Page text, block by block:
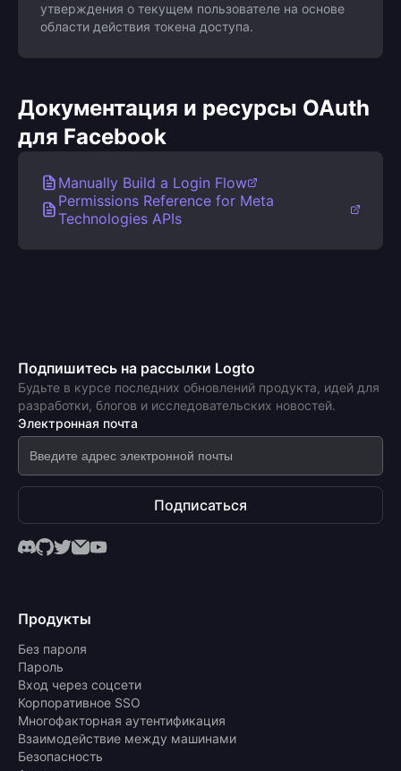
утверждения о текущем пользователе на основе
области действия токена доступа.
Документация и ресурсы OAuth
для Facebook
Manually Build a Login Flow
Permissions Reference for Meta
Technologies APIs
Подпишитесь на рассылки Logto
Будьте в курсе последних обновлений продукта, идей для
разработки, блогов и исследовательских новостей.
Электронная почта
Подписаться
Продукты
Без пароля
Пароль
Вход через соцсети
Корпоративное SSO
Многофакторная аутентификация
Взаимодействие между машинами
Безопасность